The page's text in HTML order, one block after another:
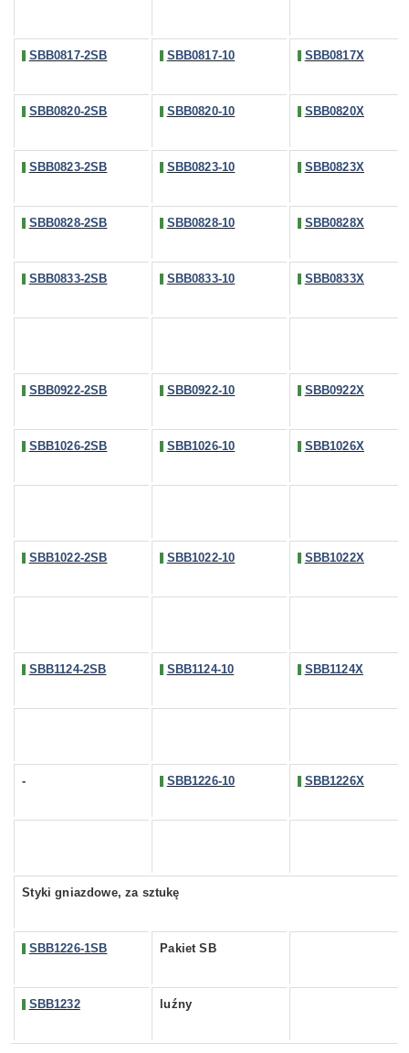
SBB0817-2SB SBB0817-10 SBB0817X
SBB0820-2SB SBB0820-10 SBB0820X
SBB0823-2SB SBB0823-10 SBB0823X
SBB0828-2SB SBB0828-10 SBB0828X
SBB0833-2SB SBB0833-10 SBB0833X
SBB0922-2SB SBB0922-10 SBB0922X
SBB1026-2SB SBB1026-10 SBB1026X
SBB1022-2SB SBB1022-10 SBB1022X
SBB1124-2SB SBB1124-10 SBB1124X
- SBB1226-10 SBB1226X
Styki gniazdowe, za sztukę
SBB1226-1SB Pakiet SB
SBB1232 luźny